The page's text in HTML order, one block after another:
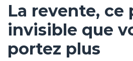
La revente, ce
invisible que
portez plus